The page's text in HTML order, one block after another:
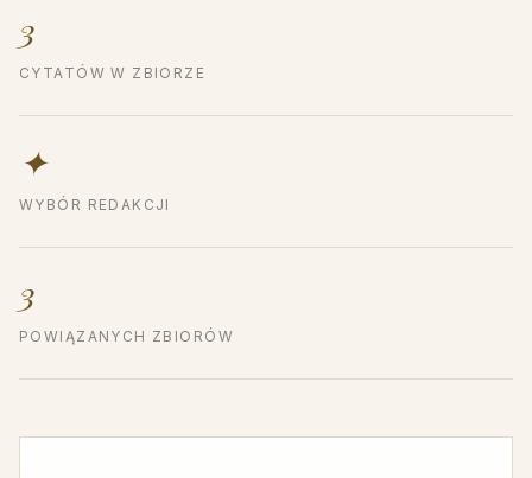
3
CYTATÓW W ZBIORZE
✦
WYBÓR REDAKCJI
3
POWIĄZANYCH ZBIORÓW